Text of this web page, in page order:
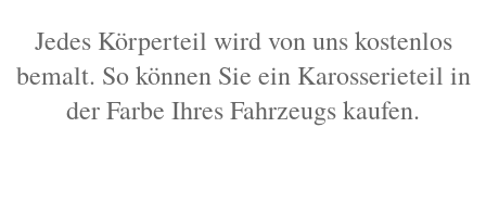
Jedes Körperteil wird von uns kostenlos
bemalt. So können Sie ein Karosserieteil in
der Farbe Ihres Fahrzeugs kaufen.